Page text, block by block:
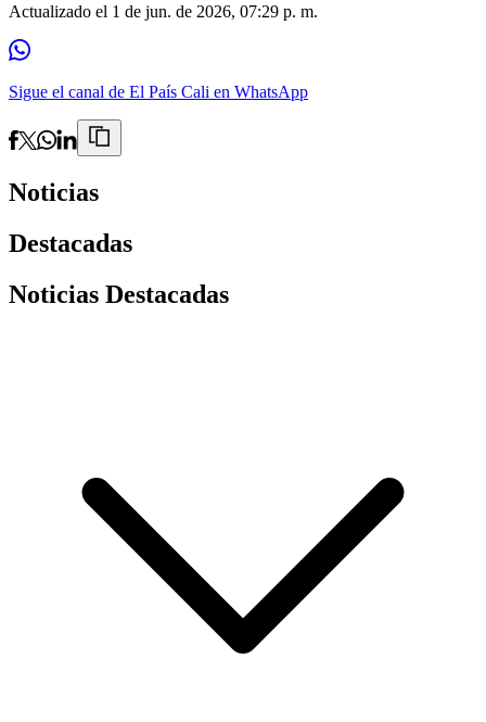
Actualizado el 1 de jun. de 2026, 07:29 p. m.
Sigue el canal de El País Cali en WhatsApp
Noticias
Destacadas
Noticias Destacadas